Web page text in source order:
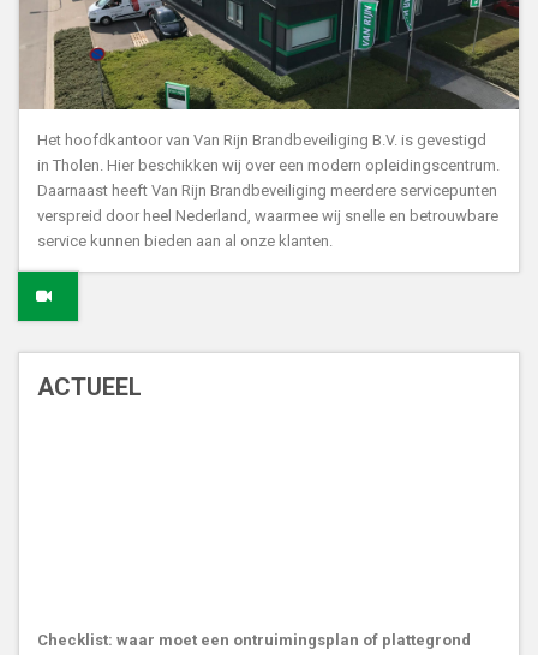
Het hoofdkantoor van Van Rijn Brandbeveiliging B.V. is gevestigd
in Tholen. Hier beschikken wij over een modern opleidingscentrum.
Daarnaast heeft Van Rijn Brandbeveiliging meerdere servicepunten
verspreid door heel Nederland, waarmee wij snelle en betrouwbare
service kunnen bieden aan al onze klanten.
ACTUEEL
Checklist: waar moet een ontruimingsplan of plattegrond